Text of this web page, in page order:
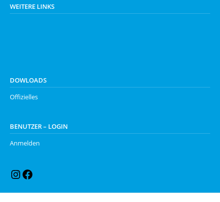
WEITERE LINKS
DOWLOADS
Offizielles
BENUTZER – LOGIN
Anmelden
Instagram
Facebook